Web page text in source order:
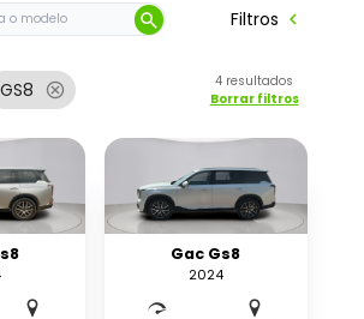
marca o modelo
search Filtros chevron_left
GS8 cancel 4 resultados
Borrar filtros
Gac Gs8
2024